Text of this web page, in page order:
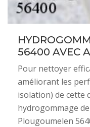
56400 AVEC
Pour nettoyer
améliorant les
isolation) de cette
hydrogommage
Plougoumelen